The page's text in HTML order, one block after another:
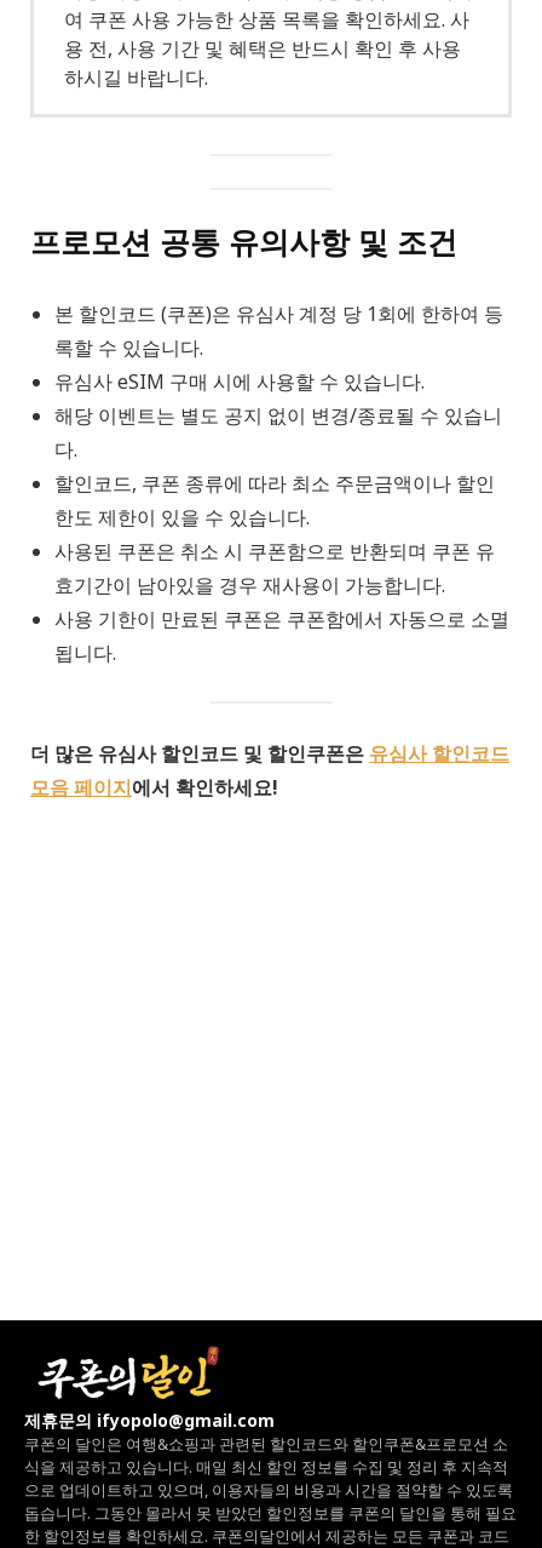
여 쿠폰 사용 가능한 상품 목록을 확인하세요. 사
용 전, 사용 기간 및 혜택은 반드시 확인 후 사용
하시길 바랍니다.
프로모션 공통 유의사항 및 조건
본 할인코드 (쿠폰)은 유심사 계정 당 1회에 한하여 등
록할 수 있습니다.
유심사 eSIM 구매 시에 사용할 수 있습니다.
해당 이벤트는 별도 공지 없이 변경/종료될 수 있습니
다.
할인코드, 쿠폰 종류에 따라 최소 주문금액이나 할인
한도 제한이 있을 수 있습니다.
사용된 쿠폰은 취소 시 쿠폰함으로 반환되며 쿠폰 유
효기간이 남아있을 경우 재사용이 가능합니다.
사용 기한이 만료된 쿠폰은 쿠폰함에서 자동으로 소멸
됩니다.
더 많은 유심사 할인코드 및 할인쿠폰은 유심사 할인코드
모음 페이지에서 확인하세요!
제휴문의 ifyopolo@gmail.com
쿠폰의 달인은 여행&쇼핑과 관련된 할인코드와 할인쿠폰&프로모션 소
식을 제공하고 있습니다. 매일 최신 할인 정보를 수집 및 정리 후 지속적
으로 업데이트하고 있으며, 이용자들의 비용과 시간을 절약할 수 있도록
돕습니다. 그동안 몰라서 못 받았던 할인정보를 쿠폰의 달인을 통해 필요
한 할인정보를 확인하세요. 쿠폰의달인에서 제공하는 모든 쿠폰과 코드